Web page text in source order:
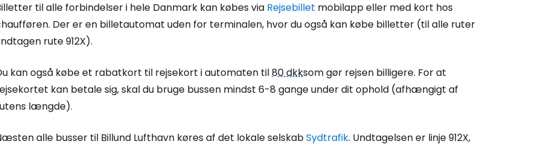
til alle forbindelser i hele Danmark kan købes via Rejsebillet mobilapp eller med kort hos
Der er en billetautomat uden for terminalen, hvor du også kan købe billetter (til alle ruter
rute 912X).
kan også købe et rabatkort til rejsekort i automaten til80 dkksom gør rejsen billigere. For at
kan betale sig, skal du bruge bussen mindst 6-8 gange under dit ophold (afhængigt af
længde).
alle busser til Billund Lufthavn køres af det lokale selskabSydtrafik. Undtagelsen er linje 912X,